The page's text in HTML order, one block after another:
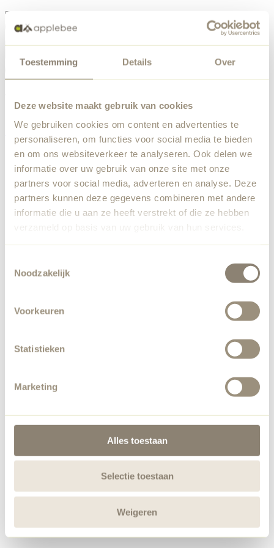
Toestemming Details Over
Deze website maakt gebruik van cookies
We gebruiken cookies om content en advertenties te
personaliseren, om functies voor social media te bieden
en om ons websiteverkeer te analyseren. Ook delen we
informatie over uw gebruik van onze site met onze
partners voor social media, adverteren en analyse. Deze
partners kunnen deze gegevens combineren met andere
informatie die u aan ze heeft verstrekt of die ze hebben
verzameld op basis van uw gebruik van hun services.
Noodzakelijk
Voorkeuren
Statistieken
Marketing
Alles toestaan
Selectie toestaan
Weigeren
Something went wrong
been notified.
Back to home